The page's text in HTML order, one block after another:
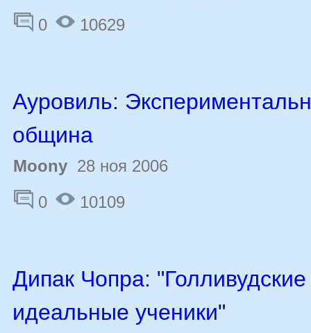
0
10629
Ауровиль:
община
Moony 28 ноя 2006
0
10109
Дипак Чопра:
идеальные ученики"